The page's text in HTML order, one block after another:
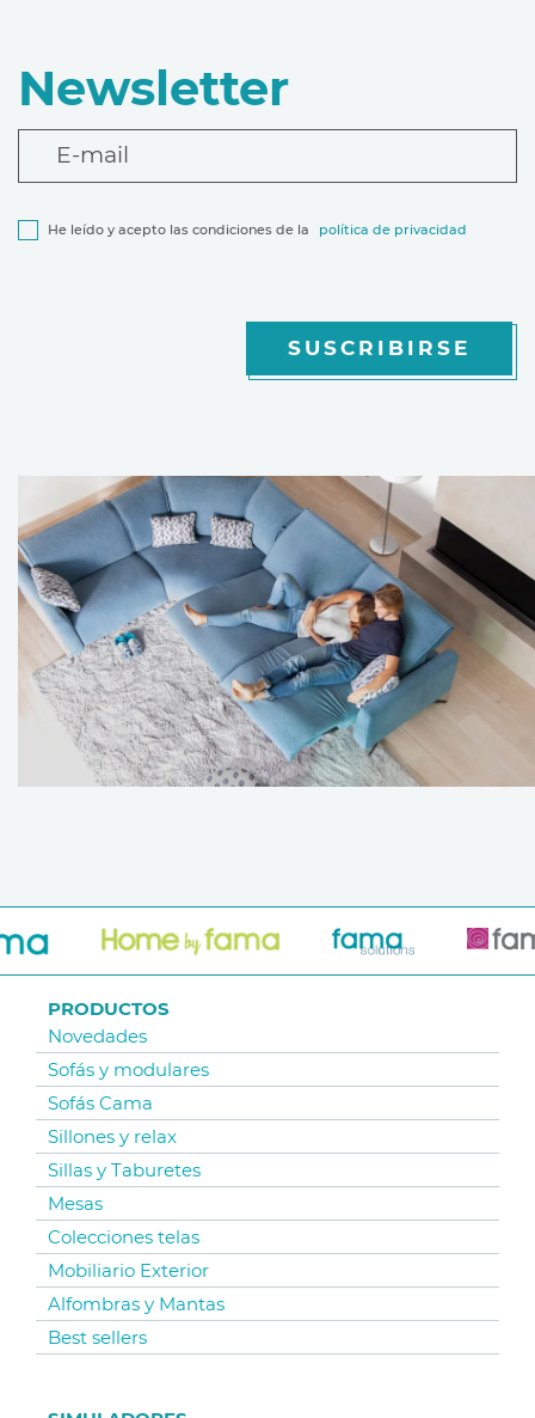
Newsletter
E-mail
He leído y acepto las condiciones de la política de privacidad
SUSCRIBIRSE
PRODUCTOS
Novedades
Sofás y modulares
Sofás Cama
Sillones y relax
Sillas y Taburetes
Mesas
Colecciones telas
Mobiliario Exterior
Alfombras y Mantas
Best sellers